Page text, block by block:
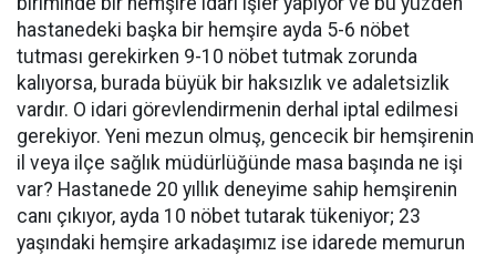
hastanedeki başka bir hemşire ayda 5-6 nöbet
tutması gerekirken 9-10 nöbet tutmak zorunda
kalıyorsa, burada büyük bir haksızlık ve adaletsizlik
vardır. O idari görevlendirmenin derhal iptal edilmesi
gerekiyor. Yeni mezun olmuş, gencecik bir hemşirenin
il veya ilçe sağlık müdürlüğünde masa başında ne işi
var? Hastanede 20 yıllık deneyime sahip hemşirenin
canı çıkıyor, ayda 10 nöbet tutarak tükeniyor; 23
yaşındaki hemşire arkadaşımız ise idarede memurun